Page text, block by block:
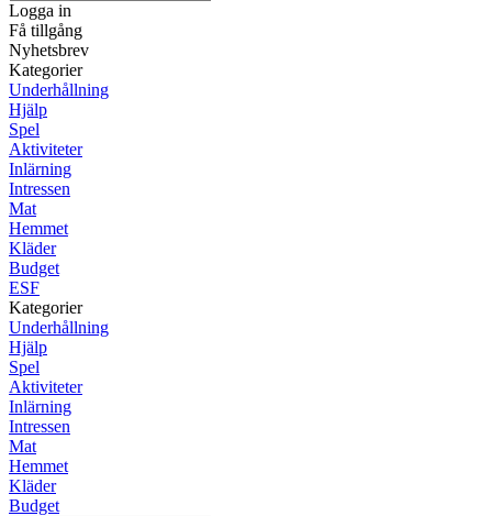
Logga in
Få tillgång
Nyhetsbrev
Kategorier
Underhållning
Hjälp
Spel
Aktiviteter
Inlärning
Intressen
Mat
Hemmet
Kläder
Budget
ESF
Kategorier
Underhållning
Hjälp
Spel
Aktiviteter
Inlärning
Intressen
Mat
Hemmet
Kläder
Budget